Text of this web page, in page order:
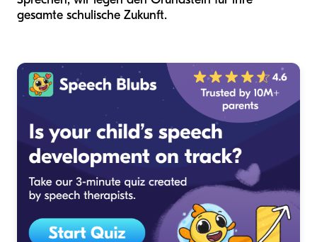
gesamte schulische Zukunft.